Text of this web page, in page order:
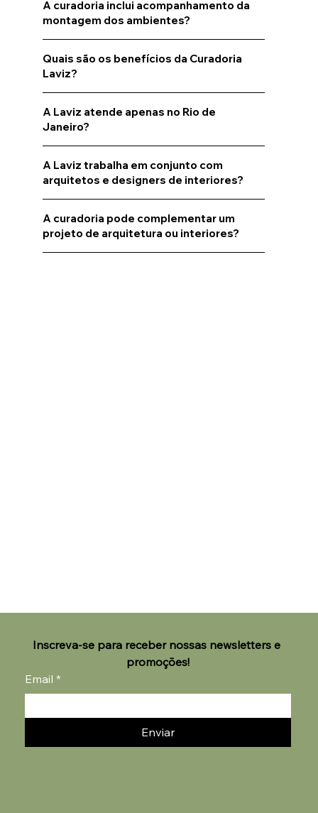
A curadoria inclui acompanhamento da
montagem dos ambientes?
Quais são os benefícios da Curadoria
Laviz?
A Laviz atende apenas no Rio de
Janeiro?
A Laviz trabalha em conjunto com
arquitetos e designers de interiores?
A curadoria pode complementar um
projeto de arquitetura ou interiores?
Inscreva-se para receber nossas newsletters e
promoções!
Email *
Enviar